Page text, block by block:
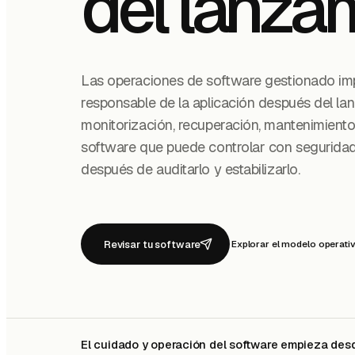
Las operaciones de software gestionado
responsable de la aplicación después del
monitorización, recuperación,
software que puede controlar con
después de auditarlo y estabilizarlo.
Revisar tu software Explorar el modelo
El cuidado y operación del software empieza